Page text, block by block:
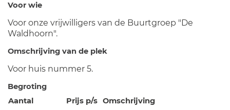
Voor wie
Voor onze vrijwilligers van de Buurtgroep "De
Waldhoorn".
Omschrijving van de plek
Voor huis nummer 5.
Begroting
Aantal
Prijs p/s Omschrijving